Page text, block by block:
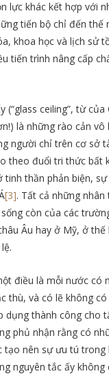
lực khác kết hợp với
tiến bộ chỉ đến thế
khoa học và lịch sử
tiến trình nâng cấp
(“glass ceiling”, từ
là những rào cản vô
người chỉ trên cơ sở
theo đuổi tri thức bất
tinh thần phản biện,
[3]. Tất cả những
còn của các
Âu hay ở Mỹ, ở
điều là mỗi nước có
thù, và có lẽ không
dụng thành công cho
phủ nhận rằng có
tạo nên sự ưu tú trong
nguyên tắc ấy